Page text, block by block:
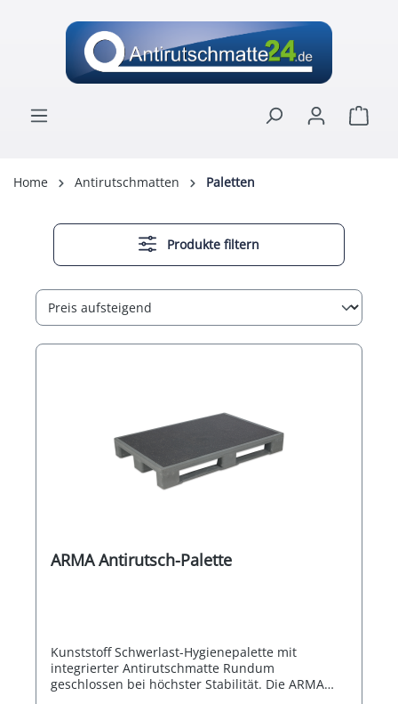
springen
Home Antirutschmatten Paletten
Produkte filtern
ARMA Antirutsch-Palette
Kunststoff Schwerlast-Hygienepalette mit
integrierter Antirutschmatte Rundum
geschlossen bei höchster Stabilität. Die ARMA